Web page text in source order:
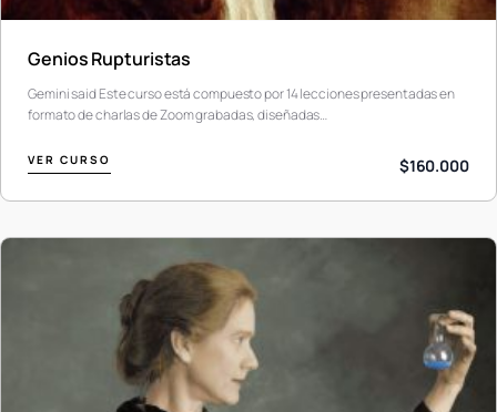
Genios Rupturistas
Gemini said Este curso está compuesto por 14 lecciones presentadas en
formato de charlas de Zoom grabadas, diseñadas…
VER CURSO $160.000